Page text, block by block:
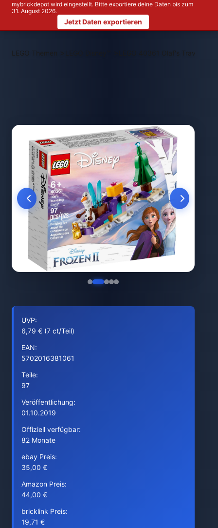
mybrickdepot wird eingestellt. Bitte exportiere deine Daten bis zum
31. August 2026.
Jetzt Daten exportieren
LEGO Themen > LEGO 40361 Olaf's Traveling
UVP:
6,79 € (7 ct/Teil)
EAN:
5702016381061
Teile:
97
Veröffentlichung:
01.10.2019
Offiziell verfügbar:
82 Monate
ebay Preis:
35,00 €
Amazon Preis:
44,00 €
bricklink Preis:
19,71 €